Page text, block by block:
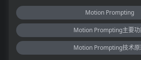
Motion Prompting
Motion Prompting主要
Motion Prompting技术原